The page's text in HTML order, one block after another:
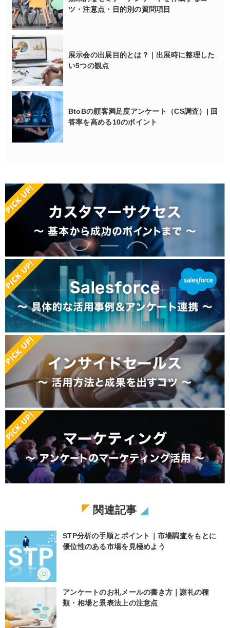
ツ・注意点・目的別の質問項目
展示会の出展目的とは？｜出展時に整理した
い5つの観点
BtoBの顧客満足度アンケート（CS調査）| 回
答率を高める10のポイント
関連記事
STP分析の手順とポイント｜市場調査をもとに
優位性のある市場を見極めよう
アンケートのお礼メールの書き方｜謝礼の種
類・相場と景表法上の注意点